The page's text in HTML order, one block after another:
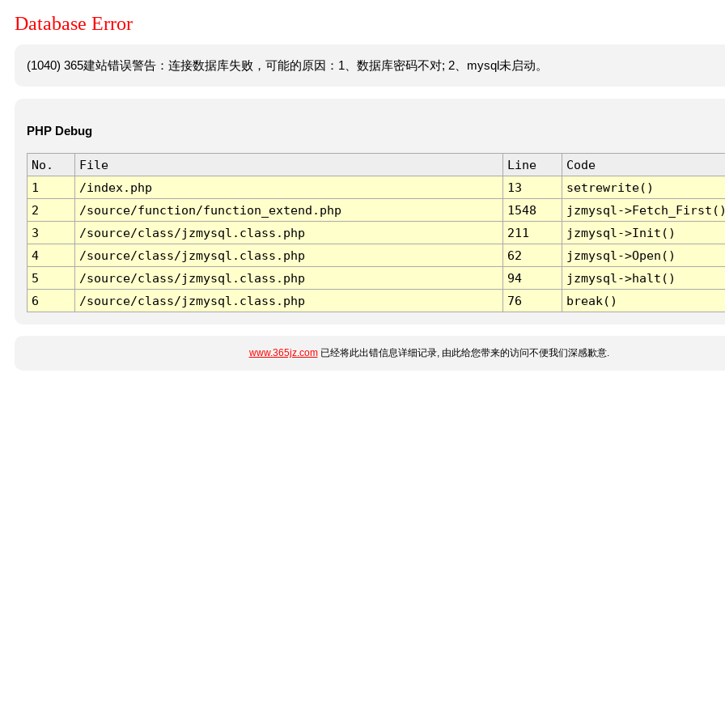
Database Error
(1040) 365建站错误警告：连接数据库失败，可能的原因：1、数据库密码不对; 2、mysql未启动。
PHP Debug
No. File Line
Code
1
/index.php 13
setrewrite()
2
/source/function/function_extend.php 1548
jzmysql-
3
/source/class/jzmysql.class.php 211
jzmysql->Init()
4
/source/class/jzmysql.class.php 62
jzmysql->Open()
5
/source/class/jzmysql.class.php 94
jzmysql->halt()
6
/source/class/jzmysql.class.php 76 break()
www.365jz.com已经将此出错信息详细记录, 由此给您带来的访问不便我们深感歉意.